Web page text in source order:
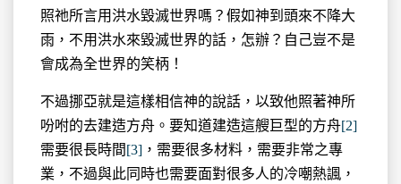
照祂所言用洪水毀滅世界嗎？假如神到頭來不降大
雨，不用洪水來毀滅世界的話，怎辦？自己豈不是
會成為全世界的笑柄！
不過挪亞就是這樣相信神的說話，以致他照著神所
吩咐的去建造方舟。要知道建造這艘巨型的方舟[2]
需要很長時間[3] ，需要很多材料，需要非常之專
業，不過與此同時也需要面對很多人的冷嘲熱諷，